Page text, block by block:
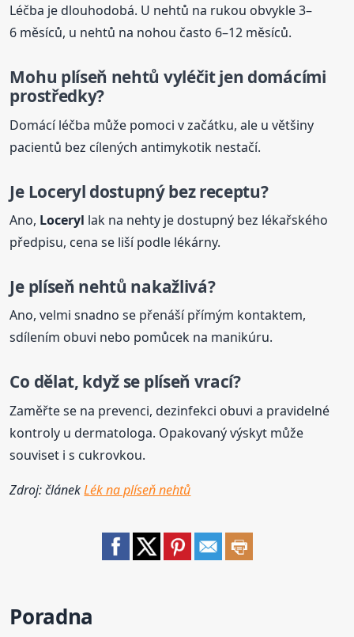
Léčba je dlouhodobá. U nehtů na rukou obvykle 3–
6 měsíců, u nehtů na nohou často 6–12 měsíců.
Mohu plíseň nehtů vyléčit jen domácími
prostředky?
Domácí léčba může pomoci v začátku, ale u většiny
pacientů bez cílených antimykotik nestačí.
Je Loceryl dostupný bez receptu?
Ano, Loceryl lak na nehty je dostupný bez lékařského
předpisu, cena se liší podle lékárny.
Je plíseň nehtů nakažlivá?
Ano, velmi snadno se přenáší přímým kontaktem,
sdílením obuvi nebo pomůcek na manikúru.
Co dělat, když se plíseň vrací?
Zaměřte se na prevenci, dezinfekci obuvi a pravidelné
kontroly u dermatologa. Opakovaný výskyt může
souviset i s cukrovkou.
Zdroj: článekLék na plíseň nehtů
Poradna